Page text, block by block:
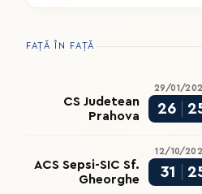
FAȚĂ ÎN FAȚĂ
29/01/
CS Judetean
Prahova
26
12/10/
ACS Sepsi-SIC Sf.
Gheorghe
31